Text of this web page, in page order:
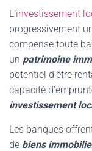
L’investissement
progressivement
compense toute
un patrimoine
potentiel d’être
capacité
investissement
Les banques
de biens